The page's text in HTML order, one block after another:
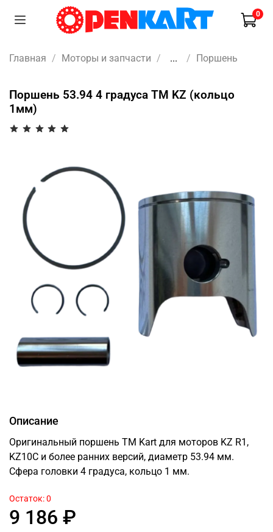
0
Главная Моторы и запчасти ... Поршень
Поршень 53.94 4 градуса TM KZ (кольцо
1мм)
Описание
Оригинальный поршень TM Kart для моторов KZ R1,
KZ10C и более ранних версий, диаметр 53.94 мм.
Сфера головки 4 градуса, кольцо 1 мм.
9 186 ₽
Остаток: 0